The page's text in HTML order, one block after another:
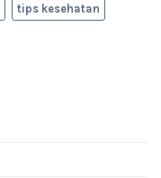
tips kesehatan